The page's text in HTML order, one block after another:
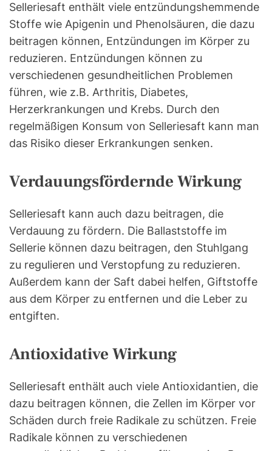
Selleriesaft enthält viele entzündungshemmende
Stoffe wie Apigenin und Phenolsäuren, die dazu
beitragen können, Entzündungen im Körper zu
reduzieren. Entzündungen können zu
verschiedenen gesundheitlichen Problemen
führen, wie z.B. Arthritis, Diabetes,
Herzerkrankungen und Krebs. Durch den
regelmäßigen Konsum von Selleriesaft kann man
das Risiko dieser Erkrankungen senken.
Verdauungsfördernde Wirkung
Selleriesaft kann auch dazu beitragen, die
Verdauung zu fördern. Die Ballaststoffe im
Sellerie können dazu beitragen, den Stuhlgang
zu regulieren und Verstopfung zu reduzieren.
Außerdem kann der Saft dabei helfen, Giftstoffe
aus dem Körper zu entfernen und die Leber zu
entgiften.
Antioxidative Wirkung
Selleriesaft enthält auch viele Antioxidantien, die
dazu beitragen können, die Zellen im Körper vor
Schäden durch freie Radikale zu schützen. Freie
Radikale können zu verschiedenen